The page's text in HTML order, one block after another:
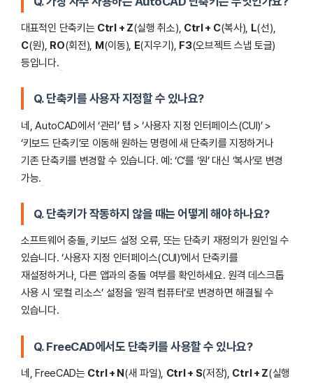
대표적인 단축키는 Ctrl + Z(실행 취소), Ctrl + C(복사), L(선),
C(원), RO(회전), M(이동), E(지우기), F3(오브젝트 스냅 토글)
등입니다.
Q. 단축키를 사용자 지정할 수 있나요?
네, AutoCAD에서 ‘관리’ 탭 > ‘사용자 지정 인터페이스(CUI)’ >
‘키보드 단축키’로 이동해 원하는 명령에 새 단축키를 지정하거나
기존 단축키를 변경할 수 있습니다. 예: ‘C’를 ‘원’ 대신 ‘복사’로 변경
가능.
Q. 단축키가 작동하지 않을 때는 어떻게 해야 하나요?
소프트웨어 충돌, 키보드 설정 오류, 또는 단축키 재정의가 원인일 수
있습니다. ‘사용자 지정 인터페이스(CUI)’에서 단축키를
재설정하거나, 다른 앱과의 충돌 여부를 확인하세요. 원격 데스크톱
사용 시 ‘로컬 리소스’ 설정을 ‘원격 컴퓨터’로 변경하면 해결될 수
있습니다.
Q. FreeCAD에서도 단축키를 사용할 수 있나요?
네, FreeCAD는 Ctrl + N(새 파일), Ctrl + S(저장), Ctrl + Z(실행